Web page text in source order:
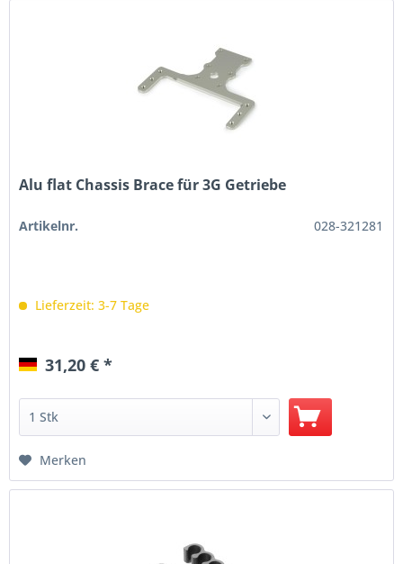
Alu flat Chassis Brace für 3G Getriebe
Artikelnr. 028-321281
Lieferzeit: 3-7 Tage
31,20 € *
Merken